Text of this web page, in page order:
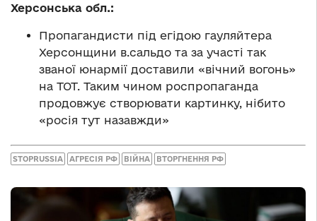
Херсонська обл.:
Пропагандисти під егідою гауляйтера
Херсонщини в.сальдо та за участі так
званої юнармії доставили «вічний вогонь»
на ТОТ. Таким чином роспропаганда
продовжує створювати картинку, нібито
«росія тут назавжди»
STOPRUSSIA АГРЕСІЯ РФ ВІЙНА ВТОРГНЕННЯ РФ